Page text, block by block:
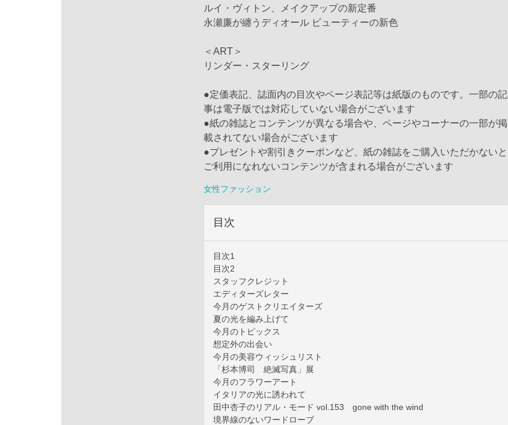
ルイ・ヴィトン、メイクアップの新定番
永瀬廉が纏うディオール ビューティーの新色
＜ART＞
リンダー・スターリング
●定価表記、誌面内の目次やページ表記等は紙版のものです。一部の記
事は電子版では対応していない場合がございます
●紙の雑誌とコンテンツが異なる場合や、ページやコーナーの一部が掲
載されてない場合がございます
●プレゼントや割引きクーポンなど、紙の雑誌をご購入いただかないと
ご利用になれないコンテンツが含まれる場合がございます
女性ファッション
目次
目次1
目次2
スタッフクレジット
エディターズレター
今月のゲストクリエイターズ
夏の光を編み上げて
今月のトピックス
想定外の出会い
今月の美容ウィッシュリスト
「杉本博司 絶滅写真」展
今月のフラワーアート
イタリアの光に誘われて
田中杏子のリアル・モード vol.153 gone with the wind
境界線のないワードローブ